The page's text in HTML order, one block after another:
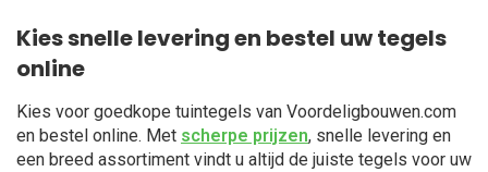
Kies snelle levering en bestel uw tegels
online
Kies voor goedkope tuintegels van Voordeligbouwen.com
en bestel online. Met scherpe prijzen, snelle levering en
een breed assortiment vindt u altijd de juiste tegels voor uw